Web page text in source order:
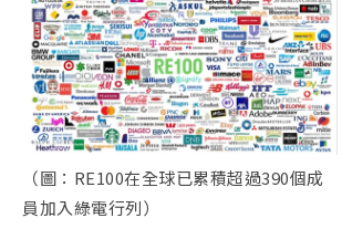
（圖：RE100在全球已累積超過390個成
員加入綠電行列）